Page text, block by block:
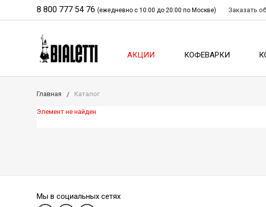
8 800 777 54 76 (ежедневно с 10:00 до 20:00 по Москве) Заказать
АКЦИИ КОФЕВАРКИ
Главная Каталог
Элемент не найден
Мы в социальных сетях